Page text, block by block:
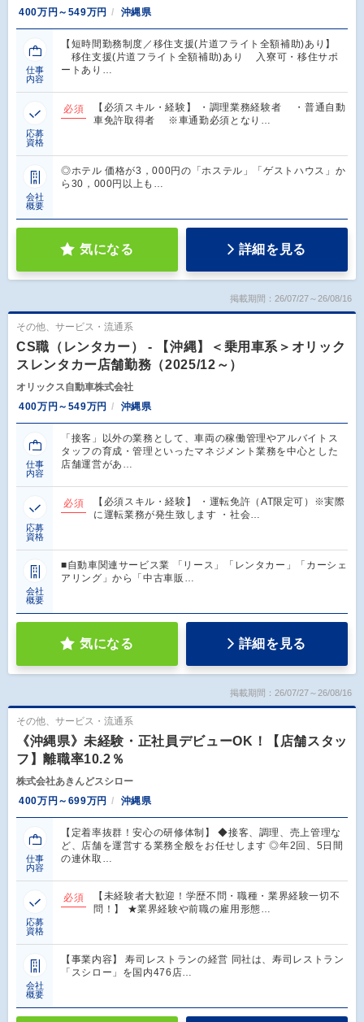
400万円～549万円
沖縄県
仕事
内容
【短時間勤務制度／移住支援(片道フライト全額補助)あり】
移住支援(片道フライト全額補助)あり 入寮可・移住サポ
ートあり…
応募
資格
必須
【必須スキル・経験】 ・調理業務経験者 ・普通自動
車免許取得者 ※車通勤必須となり…
会社
概要
◎ホテル 価格が3，000円の「ホステル」「ゲストハウス」か
ら30，000円以上も…
気になる 詳細を見る
掲載期間：26/07/27～26/08/16
その他、サービス・流通系
CS職（レンタカー） - 【沖縄】＜乗用車系＞オリック
スレンタカー店舗勤務（2025/12～）
オリックス自動車株式会社
400万円～549万円
沖縄県
仕事
内容
「接客」以外の業務として、車両の稼働管理やアルバイトス
タッフの育成・管理といったマネジメント業務を中心とした
店舗運営があ…
応募
資格
必須
【必須スキル・経験】 ・運転免許（AT限定可）※実際
に運転業務が発生致します ・社会…
会社
概要
■自動車関連サービス業 「リース」「レンタカー」「カーシェ
アリング」から「中古車販…
気になる 詳細を見る
掲載期間：26/07/27～26/08/16
その他、サービス・流通系
《沖縄県》未経験・正社員デビューOK！【店舗スタッ
フ】離職率10.2％
株式会社あきんどスシロー
400万円～699万円
沖縄県
仕事
内容
【定着率抜群！安心の研修体制】 ◆接客、調理、売上管理な
ど、店舗を運営する業務全般をお任せします ◎年2回、5日間
の連休取…
応募
資格
必須
【未経験者大歓迎！学歴不問・職種・業界経験一切不
問！】 ★業界経験や前職の雇用形態…
会社
概要
【事業内容】 寿司レストランの経営 同社は、寿司レストラン
「スシロー」を国内476店…